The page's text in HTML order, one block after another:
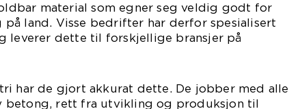
material som egner seg veldig godt for
land. Visse bedrifter har derfor spesialisert
leverer dette til forskjellige bransjer på
har de gjort akkurat dette. De jobber med alle
betong, rett fra utvikling og produksjon til